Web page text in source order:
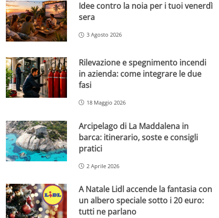
Idee contro la noia per i tuoi venerdì
sera
3 Agosto 2026
Rilevazione e spegnimento incendi
in azienda: come integrare le due
fasi
18 Maggio 2026
Arcipelago di La Maddalena in
barca: itinerario, soste e consigli
pratici
2 Aprile 2026
A Natale Lidl accende la fantasia con
un albero speciale sotto i 20 euro:
tutti ne parlano